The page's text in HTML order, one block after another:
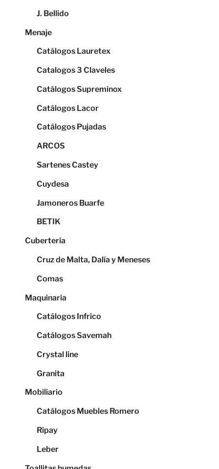
J. Bellido
Menaje
Catálogos Lauretex
Catalogos 3 Claveles
Catálogos Supreminox
Catálogos Lacor
Catálogos Pujadas
ARCOS
Sartenes Castey
Cuydesa
Jamoneros Buarfe
BETIK
Cubertería
Cruz de Malta, Dalía y Meneses
Comas
Maquinaria
Catálogos Infrico
Catálogos Savemah
Crystal line
Granita
Mobiliario
Catálogos Muebles Romero
Ripay
Leber